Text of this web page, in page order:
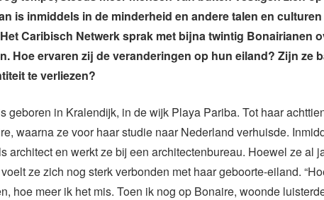
is inmiddels in de minderheid en andere talen en culturen
Caribisch Netwerk sprak met bijna twintig Bonairianen
Hoe ervaren zij de veranderingen op hun eiland? Zijn ze
te verliezen?
geboren in Kralendijk, in de wijk Playa Pariba. Tot haar
waarna ze voor haar studie naar Nederland verhuisde.
architect en werkt ze bij een architectenbureau. Hoewel ze al
ze zich nog sterk verbonden met haar geboorte-eiland.
hoe meer ik het mis. Toen ik nog op Bonaire, woonde